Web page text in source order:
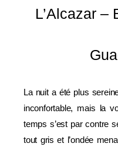
L’Alcazar –
La nuit a été plus
inconfortable, mais la
temps s’est par contre
tout gris et l’ondée